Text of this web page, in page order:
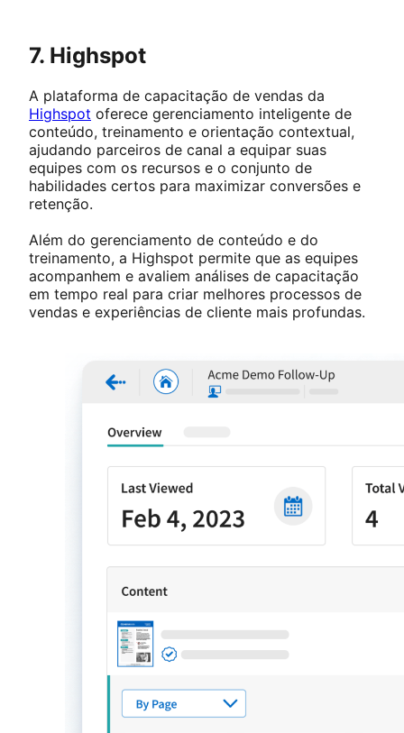
7. Highspot
A plataforma de capacitação de vendas da
Highspot oferece gerenciamento inteligente de
conteúdo, treinamento e orientação contextual,
ajudando parceiros de canal a equipar suas
equipes com os recursos e o conjunto de
habilidades certos para maximizar conversões e
retenção.
Além do gerenciamento de conteúdo e do
treinamento, a Highspot permite que as equipes
acompanhem e avaliem análises de capacitação
em tempo real para criar melhores processos de
vendas e experiências de cliente mais profundas.